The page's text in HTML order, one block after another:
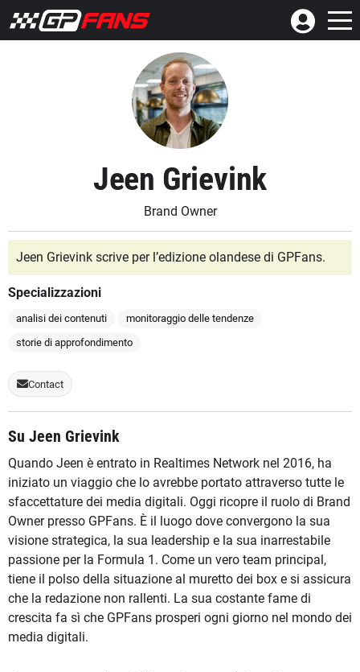
Jeen Grievink
Brand Owner
Jeen Grievink scrive per l’edizione olandese di GPFans.
Specializzazioni
analisi dei contenuti
monitoraggio delle tendenze
storie di approfondimento
Contact
Su Jeen Grievink
Quando Jeen è entrato in Realtimes Network nel 2016, ha
iniziato un viaggio che lo avrebbe portato attraverso tutte le
sfaccettature dei media digitali. Oggi ricopre il ruolo di Brand
Owner presso GPFans. È il luogo dove convergono la sua
visione strategica, la sua leadership e la sua inarrestabile
passione per la Formula 1. Come un vero team principal,
tiene il polso della situazione al muretto dei box e si assicura
che la redazione non rallenti. La sua costante fame di
crescita fa sì che GPFans prosperi ogni giorno nel mondo dei
media digitali.